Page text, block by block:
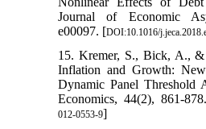
Journal of Economic
e00097. [DOI:10.1016/
15. Kremer, S., Bick, A.,
Inflation and Growth:
Dynamic Panel Threshold
Economics, 44(2), 861-
012-0553-9]